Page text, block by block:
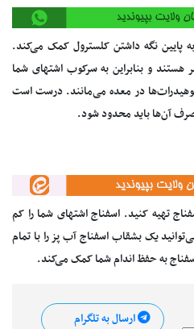
نگه داشتن کلسترول کمک می‌کند.
هستند و بنابراین به سرکوب اشتهای شما
در معده می‌مانند. درست است
مصرف آن‌ها باید محدود شود.
تهیه کنید. اسفناج اشتهای شما را کم
یک بشقاب اسفناج آب پز را با تمام
به حفظ اندام شما کمک می‌کند.
ارسال به تلگرام